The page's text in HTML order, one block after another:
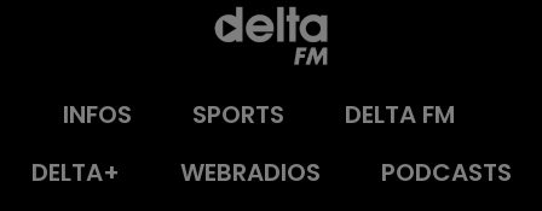
INFOS SPORTS
DELTA FM
DELTA+
WEBRADIOS
PODCASTS